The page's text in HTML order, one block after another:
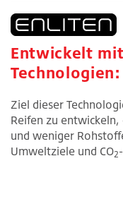
Entwickelt mit
Technologien:
Ziel dieser
Reifen zu
und weniger
Umweltziele und CO2